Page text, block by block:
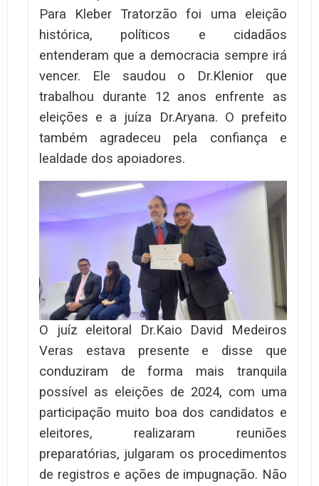
Para Kleber Tratorzão foi uma eleição
histórica, políticos e cidadãos
entenderam que a democracia sempre irá
vencer. Ele saudou o Dr.Klenior que
trabalhou durante 12 anos enfrente as
eleições e a juíza Dr.Aryana. O prefeito
também agradeceu pela confiança e
lealdade dos apoiadores.
O juíz eleitoral Dr.Kaio David Medeiros
Veras estava presente e disse que
conduziram de forma mais tranquila
possível as eleições de 2024, com uma
participação muito boa dos candidatos e
eleitores, realizaram reuniões
preparatórias, julgaram os procedimentos
de registros e ações de impugnação. Não